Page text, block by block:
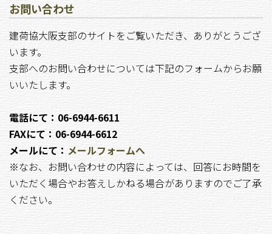
お問い合わせ
建荷協大阪支部のサイトをご覧いただき、ありがとうござ
います。
支部へのお問い合わせについては下記のフォームからお願
いいたします。
電話にて：06-6944-6611
FAXにて：06-6944-6612
メールにて： メールフォームへ
※なお、お問い合わせの内容によっては、回答にお時間を
いただく場合やお答えしかねる場合がありますのでご了承
ください。